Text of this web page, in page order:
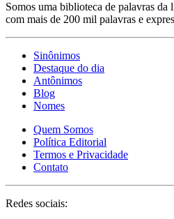
Somos uma biblioteca de palavras da
com mais de 200 mil palavras e
Sinônimos
Destaque do dia
Antônimos
Blog
Nomes
Quem Somos
Política Editorial
Termos e Privacidade
Contato
Redes sociais: